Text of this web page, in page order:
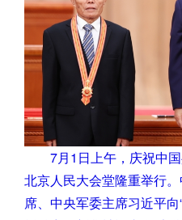
7月1日上午，庆祝中
北京人民大会堂隆重举行
席、中央军委主席习近平